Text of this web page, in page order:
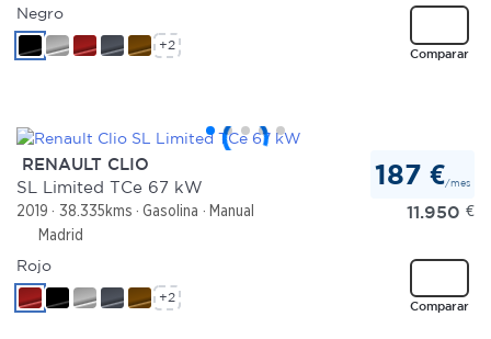
Comparar
Negro
+2
RENAULT CLIO
SL Limited TCe 67 kW
2019 38.335kms Gasolina
Manual
Madrid
187 €/mes
11.950 €
Comparar
Rojo
+2